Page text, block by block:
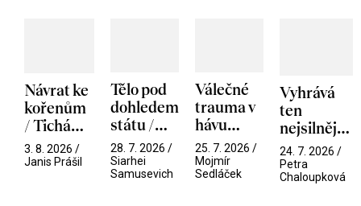
Návrat ke
kořenům
/ Tichá
přítelkyně
3. 8. 2026 /
Janis Prášil
Tělo pod
dohledem
státu /
Pramen
28. 7. 2026 /
Siarhei
Samusevich
Válečné
trauma v
hávu
spektáklu
/ Odyssea
25. 7. 2026 /
Mojmír
Sedláček
Vyhrává
ten
nejsilnější
/ V nitru
manosféry
24. 7. 2026 /
Petra
Chaloupková